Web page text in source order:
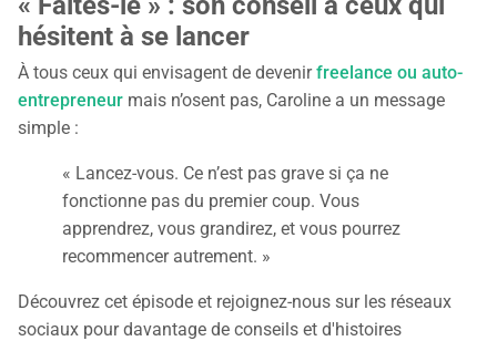
hésitent à se lancer
À tous ceux qui envisagent de devenirfreelance ou auto-
entrepreneur mais n’osent pas, Caroline a un message
simple :
« Lancez-vous. Ce n’est pas grave si ça ne
fonctionne pas du premier coup. Vous
apprendrez, vous grandirez, et vous pourrez
recommencer autrement. »
Découvrez cet épisode et rejoignez-nous sur les réseaux
sociaux pour davantage de conseils et d'histoires